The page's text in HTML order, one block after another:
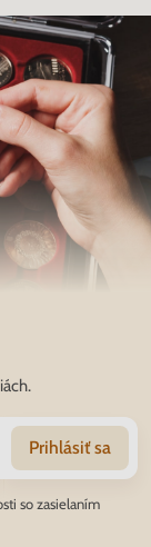
Prihlásiť sa
so zasielaním